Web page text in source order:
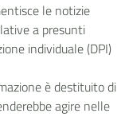
le notizie
a presunti
individuale (DPI)
è destituito di
agire nelle